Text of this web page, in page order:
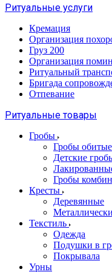
Ритуальные услуги
Кремация
Организация
Груз 200
Организация
Ритуальный
Бригада
Отпевание
Ритуальные товары
Гробы
Гробы
Детские
Гробы
Кресты
Деревянные
Текстиль
Одежда
Подушки в
Покрывала
Урны